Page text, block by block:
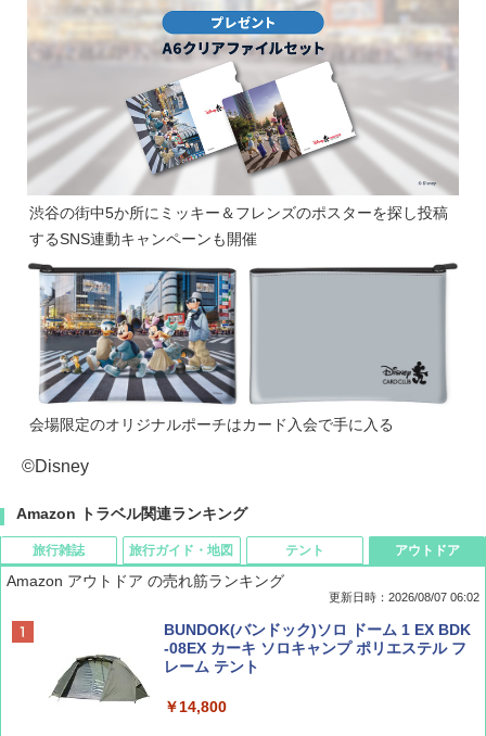
渋谷の街中5か所にミッキー＆フレンズのポスターを探し投稿
するSNS連動キャンペーンも開催
会場限定のオリジナルポーチはカード入会で手に入る
©Disney
Amazon トラベル関連ランキング
旅行雑誌
ディズニーファン ２０２６年 ９月号 [雑
誌] (ＤＩＳＮＥＹ ＦＡＮ)
旅行ガイド・地図
D40 地球の歩き方 チェンマイ タイ北部の魅
力的な町 2026～2027 地球の歩き方D アジア
テント
[キャンパーズコレクション 山善] ポップアッ
プテント 傘みたいに広げて畳める パッとサ
ッとサンシェード キューブ フルクローズ メ
&ハイキング カーキ PATC-150(KH)
アウトドア
Amazon アウトドア の売れ筋ランキング
更新日時：2026/08/07 06:02
BUNDOK(バンドック)ソロ ドーム 1 EX BDK
-08EX カーキ ソロキャンプ ポリエステル フ
レーム テント
￥14,800